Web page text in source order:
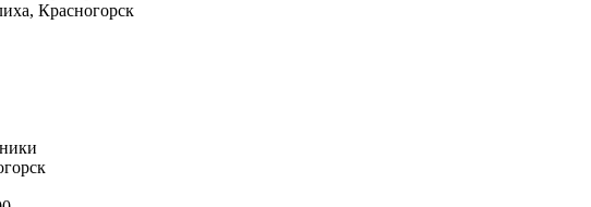
Красногорск